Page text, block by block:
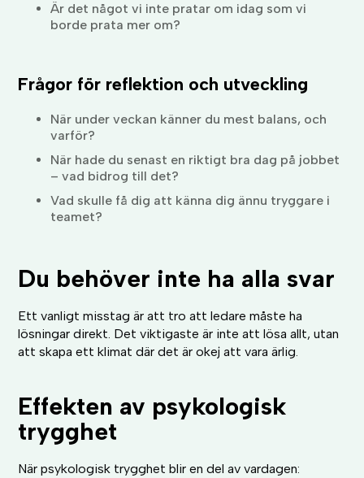
Är det något vi inte pratar om idag som vi
borde prata mer om?
Frågor för reflektion och utveckling
När under veckan känner du mest balans, och
varför?
När hade du senast en riktigt bra dag på jobbet
– vad bidrog till det?
Vad skulle få dig att känna dig ännu tryggare i
teamet?
Du behöver inte ha alla svar
Ett vanligt misstag är att tro att ledare måste ha
lösningar direkt. Det viktigaste är inte att lösa allt, utan
att skapa ett klimat där det är okej att vara ärlig.
Effekten av psykologisk
trygghet
När psykologisk trygghet blir en del av vardagen: